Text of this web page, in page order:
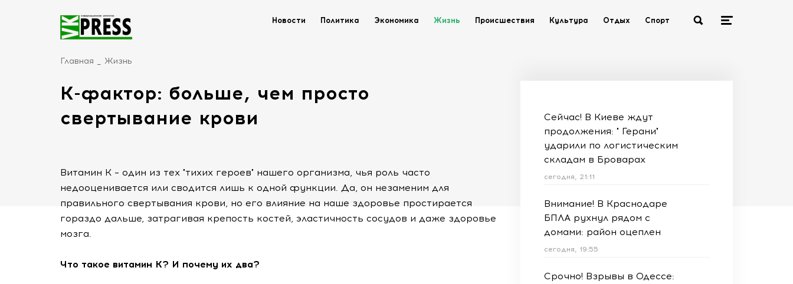
Новости Политика Экономика Жизнь Происшествия Культура Отдых Спорт
Главная Жизнь
К-фактор: больше, чем просто
свертывание крови
Витамин К – один из тех "тихих героев" нашего организма, чья роль часто
недооценивается или сводится лишь к одной функции. Да, он незаменим для
правильного свертывания крови, но его влияние на наше здоровье простирается
гораздо дальше, затрагивая крепость костей, эластичность сосудов и даже здоровье
мозга.
Что такое витамин К? И почему их два?
Сейчас! В Киеве ждут
продолжения: " Герани"
ударили по логистическим
складам в Броварах
сегодня, 21:11
Внимание! В Краснодаре
БПЛА рухнул рядом с
домами: район оцеплен
сегодня, 19:55
Срочно! Взрывы в Одессе: